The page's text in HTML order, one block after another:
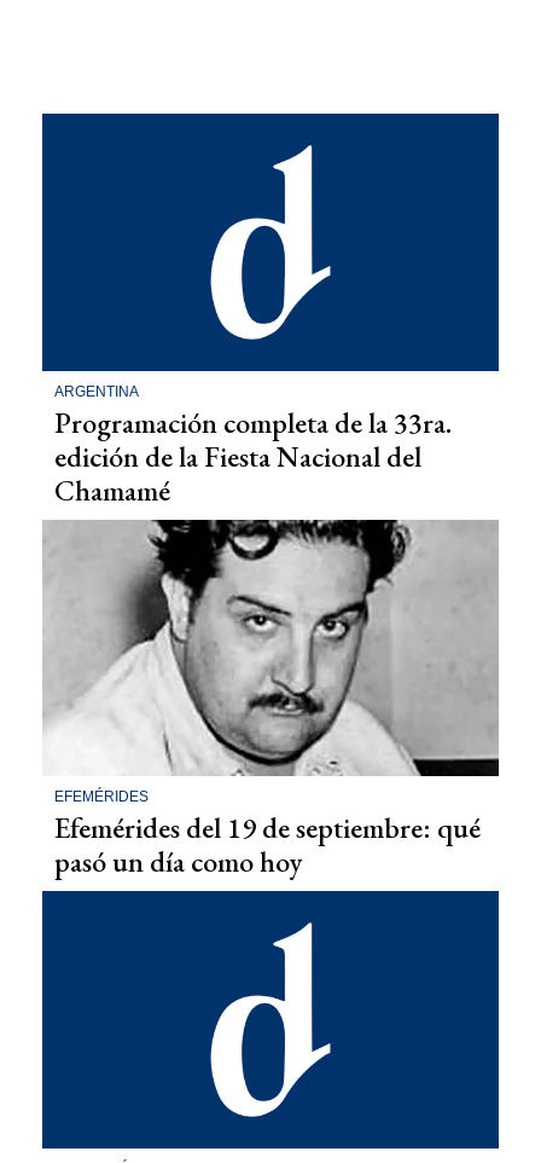
ARGENTINA
Programación completa de la 33ra.
edición de la Fiesta Nacional del
Chamamé
EFEMÉRIDES
Efemérides del 19 de septiembre: qué
pasó un día como hoy